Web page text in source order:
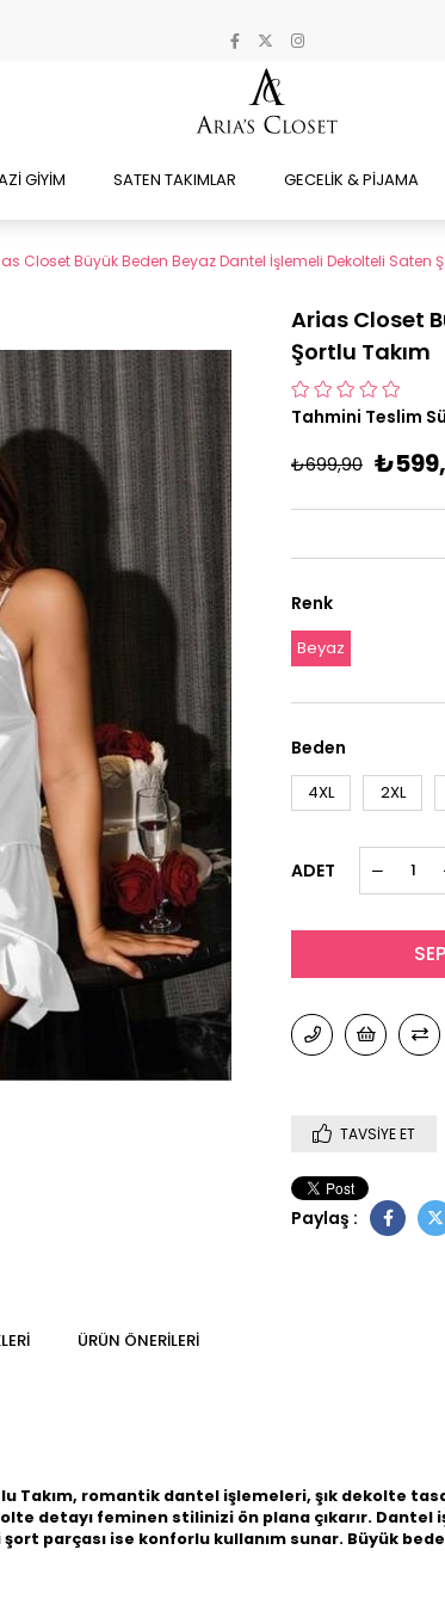
GİYİM SATEN TAKIMLAR GECELİK & PİJAMA
Closet Büyük Beden Beyaz Dantel İşlemeli Dekolteli Saten
Arias Closet
Şortlu Takım
Tahmini Teslim
₺699,90
Renk
Beyaz
Beden
4XL 2XL
ADET
TAVSIYE ET
Paylaş :
ÜRÜN ÖNERILERI
Takım, romantik dantel işlemeleri, şık dekolte
detayı feminen stilinizi ön plana çıkarır.
parçası ise konforlu kullanım sunar. Büyük